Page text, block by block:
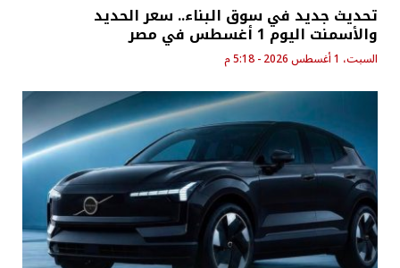
تحديث جديد في سوق البناء.. سعر الحديد
والأسمنت اليوم 1 أغسطس في مصر
السبت، 1 أغسطس 2026 - 5:18 م